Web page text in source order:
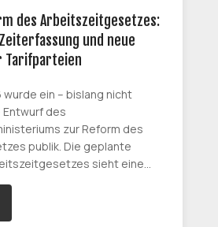
des Arbeitszeitgesetzes:
und neue
Tarifparteien
wurde ein – bislang nicht
des
zur Reform des
publik. Die geplante
sieht eine…